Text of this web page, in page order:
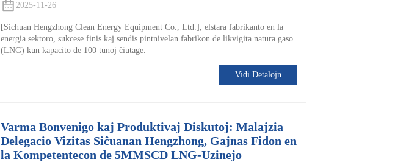
2025-11-26
[Sichuan Hengzhong Clean Energy Equipment Co., Ltd.], elstara fabrikanto en la
energia sektoro, sukcese finis kaj sendis pintnivelan fabrikon de likvigita natura gaso
(LNG) kun kapacito de 100 tunoj ĉiutage.
Vidi Detalojn
Varma Bonvenigo kaj Produktivaj Diskutoj: Malajzia
Delegacio Vizitas Siĉuanan Hengzhong, Gajnas Fidon en
la Kompetentecon de 5MMSCD LNG-Uzinejo